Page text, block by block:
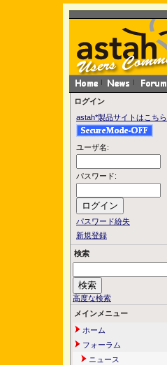
ログイン
astah*製品サイトはこちら
ユーザ名:
パスワード:
パスワード紛失
新規登録
検索
高度な検索
メインメニュー
ホーム
フォーラム
ニュース